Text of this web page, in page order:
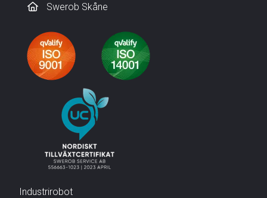
Swerob Skåne
Industrirobot